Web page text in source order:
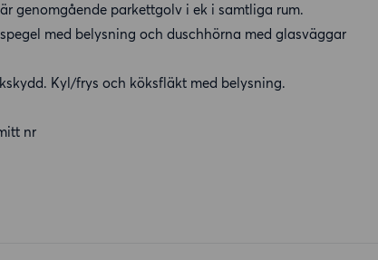
genomgående parkettgolv i ek i samtliga rum.
med belysning och duschhörna med glasväggar
Kyl/frys och köksfläkt med belysning.
nr